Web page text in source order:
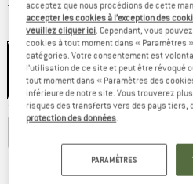
Couleur:Ming Green / Lemon Tonic
-25 %
Sélectionner taille:
acceptez que nous procédions de cette
accepter les cookies à l’exception des
veuillez cliquer ici. Cependant, vous
cookies à tout moment dans « Paramètres
catégories. Votre consentement est
l’utilisation de ce site et peut être révoqué
tout moment dans « Paramètres des
inférieure de notre site. Vous trouverez
risques des transferts vers des pays tiers,
protection des données.
PARAMÈTRES